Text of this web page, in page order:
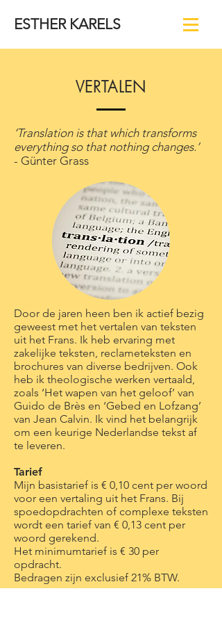
ESTHER KARELS
VERTALEN
Door de jaren heen ben ik actief bezig
geweest met het vertalen van teksten
uit het Frans. Ik heb ervaring met
zakelijke teksten, reclameteksten en
brochures van diverse bedrijven. Ook
heb ik theologische werken vertaald,
zoals ‘Het wapen van het geloof’ van
Guido de Brès en ‘Gebed en Lofzang’
van Jean Calvin. Ik vind het belangrijk
om een keurige Nederlandse tekst af
te leveren.
Tarief
Mijn basistarief is € 0,10 cent per woord
voor een vertaling uit het Frans. Bij
spoedopdrachten of complexe teksten
wordt een tarief van € 0,13 cent per
woord gerekend.
Het minimumtarief is € 30 per
opdracht.
Bedragen zijn exclusief 21% BTW.
‘Translation is that which transforms
everything so that nothing changes.’
- Günter Grass